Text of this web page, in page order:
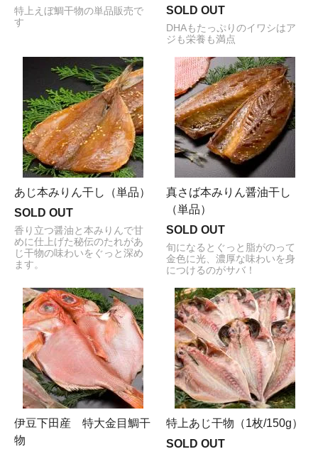
特上えぼ鯛干物の単品販売で
す
SOLD OUT
DHAもたっぷりのイワシはア
ジも栄養も満点
あじ本みりん干し（単品）
SOLD OUT
香り立つ醤油と本みりんで甘
めに仕上げた秘伝のたれがあ
じ干物の味わいをぐっと深め
ます。
真さば本みりん醤油干し
（単品）
SOLD OUT
旬になるとぐっと脂がのって
金色に光、濃厚な味わいを身
につけるのがサバ！
伊豆下田産 特大金目鯛干
物
特上あじ干物（1枚/150g）
SOLD OUT